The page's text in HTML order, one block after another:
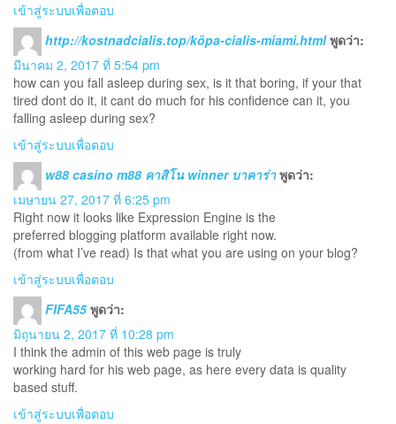
เข้าสู่ระบบเพื่อตอบ
http://kostnadcialis.top/köpa-cialis-miami.html พูดว่า:
มีนาคม 2, 2017 ที่ 5:54 pm
how can you fall asleep during sex, is it that boring, if your that
tired dont do it, it cant do much for his confidence can it, you
falling asleep during sex?
เข้าสู่ระบบเพื่อตอบ
w88 casino m88 คาสิโน winner บาคาร่า พูดว่า:
เมษายน 27, 2017 ที่ 6:25 pm
Riցht now it looks like Expression Engine is the
preferred bloggіng platform available right now.
(from what I’ve read) Is that ᴡhat you are using on your ƅlog?
เข้าสู่ระบบเพื่อตอบ
FIFA55 พูดว่า:
มิถุนายน 2, 2017 ที่ 10:28 pm
I think the admin of this web page is truly
working hard for his web page, as here every data is quality
based stuff.
เข้าสู่ระบบเพื่อตอบ